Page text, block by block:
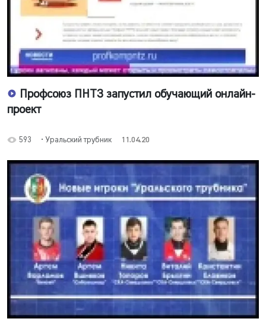
Профсоюз ПНТЗ запустил обучающий онлайн-
проект
593 • Уральский трубник 11.04.20